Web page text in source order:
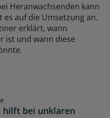
Heranwachsenden kann
auf die Umsetzung an.
erklärt, wann
ist und wann diese
hilft bei unklaren